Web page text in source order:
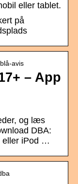
eller tablet.
på
avis
– App
og læs
DBA:
eller iPod …